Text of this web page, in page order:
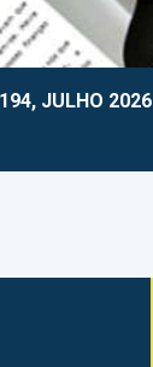
JULHO 2026